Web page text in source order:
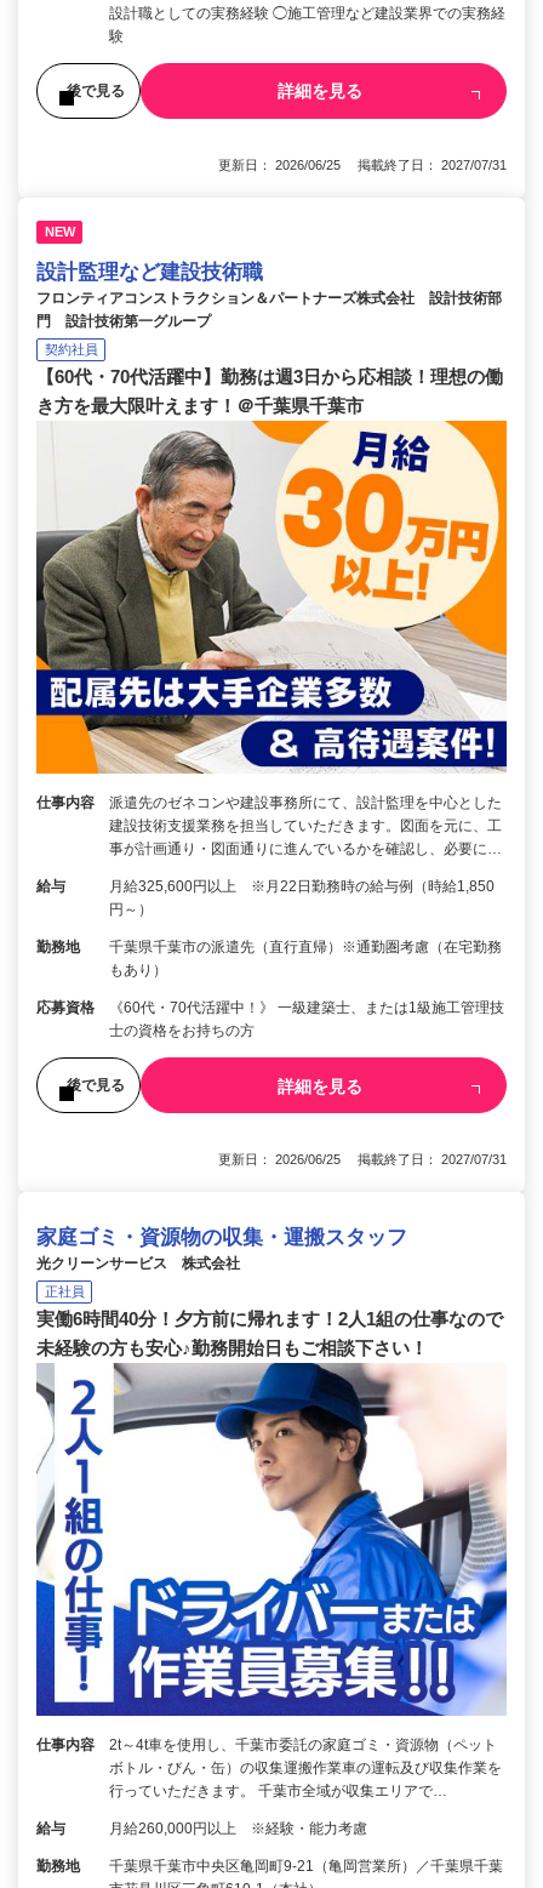
設計職としての実務経験 ◯施工管理など建設業界での実務経
験
後で見る 詳細を見る
更新日： 2026/06/25 掲載終了日： 2027/07/31
NEW
設計監理など建設技術職
フロンティアコンストラクション＆パートナーズ株式会社 設計技術部
門 設計技術第一グループ
契約社員
【60代・70代活躍中】勤務は週3日から応相談！理想の働
き方を最大限叶えます！＠千葉県千葉市
仕事内容
派遣先のゼネコンや建設事務所にて、設計監理を中心とした
建設技術支援業務を担当していただきます。図面を元に、工
事が計画通り・図面通りに進んでいるかを確認し、必要に…
給与
月給325,600円以上 ※月22日勤務時の給与例（時給1,850
円～）
勤務地
千葉県千葉市の派遣先（直行直帰）※通勤圏考慮（在宅勤務
もあり）
応募資格
《60代・70代活躍中！》 一級建築士、または1級施工管理技
士の資格をお持ちの方
後で見る 詳細を見る
更新日： 2026/06/25 掲載終了日： 2027/07/31
家庭ゴミ・資源物の収集・運搬スタッフ
光クリーンサービス 株式会社
正社員
実働6時間40分！夕方前に帰れます！2人1組の仕事なので
未経験の方も安心♪勤務開始日もご相談下さい！
仕事内容
2t～4t車を使用し、千葉市委託の家庭ゴミ・資源物（ペット
ボトル・びん・缶）の収集運搬作業車の運転及び収集作業を
行っていただきます。 千葉市全域が収集エリアで…
給与 月給260,000円以上 ※経験・能力考慮
勤務地
千葉県千葉市中央区亀岡町9-21（亀岡営業所）／千葉県千葉